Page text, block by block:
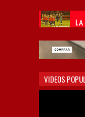
VIDEOS